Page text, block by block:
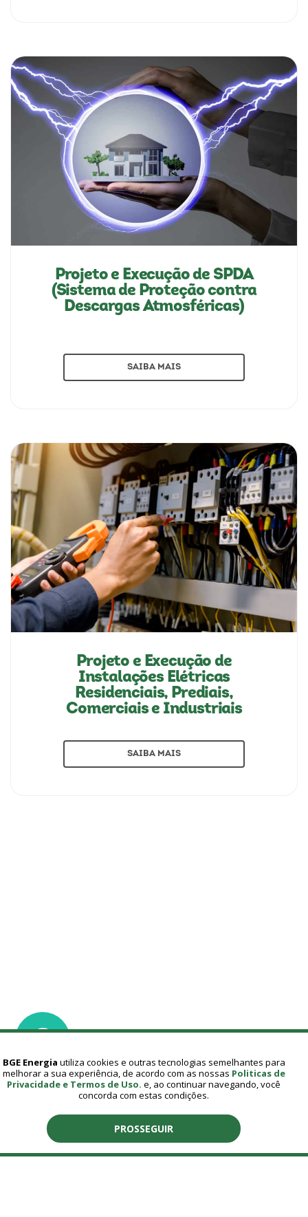
Projeto e Execução de SPDA
(Sistema de Proteção contra
Descargas Atmosféricas)
SAIBA MAIS
Projeto e Execução de
Instalações Elétricas
Residenciais, Prediais,
Comerciais e Industriais
SAIBA MAIS
BGE Energia utiliza cookies e outras tecnologias semelhantes para
melhorar a sua experiência, de acordo com as nossas Politicas de
Privacidade e Termos de Uso. e, ao continuar navegando, você
concorda com estas condições.
PROSSEGUIR